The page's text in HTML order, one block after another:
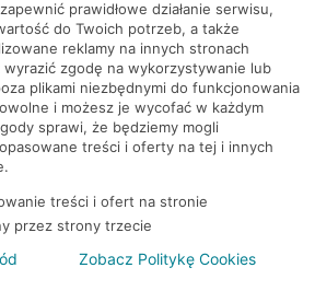
Polska S.A. Wszelkie prawa zastrzeżone
prawidłowe działanie serwisu,
do Twoich potrzeb, a także
reklamy na innych stronach
zgodę na wykorzystywanie lub
plikami niezbędnymi do funkcjonowania
i możesz je wycofać w każdym
sprawi, że będziemy mogli
treści i oferty na tej i innych
treści i ofert na stronie
przez strony trzecie
Zobacz Politykę Cookies